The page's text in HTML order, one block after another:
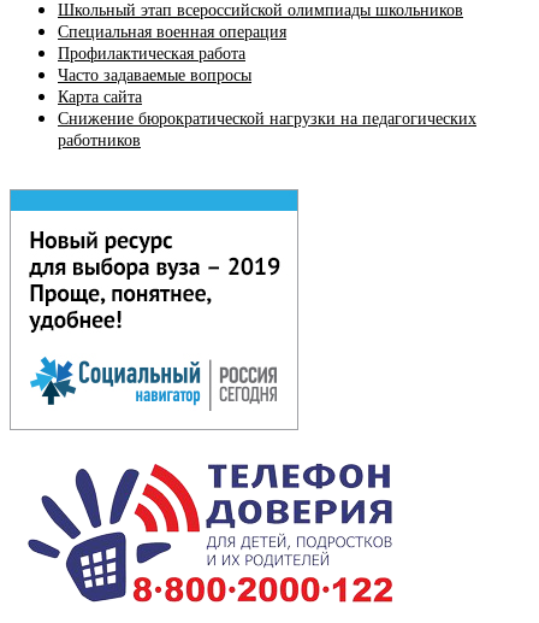
Школьный этап всероссийской олимпиады школьников
Специальная военная операция
Профилактическая работа
Часто задаваемые вопросы
Карта сайта
Снижение бюрократической нагрузки на педагогических
работников